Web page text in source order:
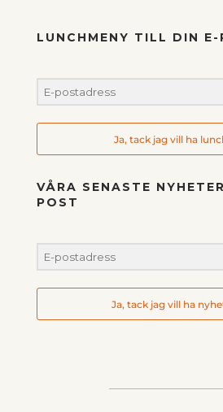
LUNCHMENY TILL DIN E-
Ja, tack jag vill ha
VÅRA SENASTE
POST
Ja, tack jag vill ha